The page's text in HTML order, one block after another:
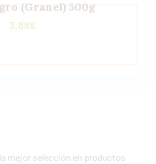
(Granel) 500g
3,88€
mejor selección en productos